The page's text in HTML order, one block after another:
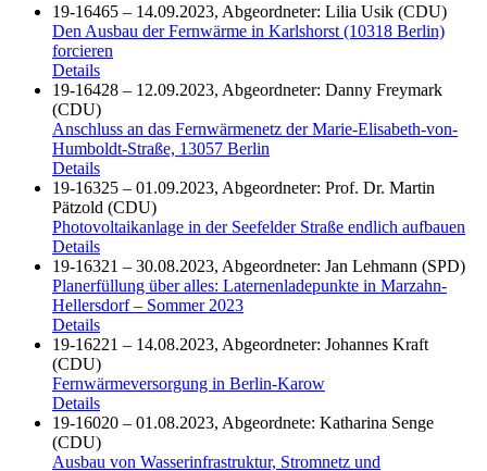
19-16465 – 14.09.2023, Abgeordneter: Lilia Usik (CDU)
Den Ausbau der Fernwärme in Karlshorst (10318 Berlin)
forcieren
Details
19-16428 – 12.09.2023, Abgeordneter: Danny Freymark
(CDU)
Anschluss an das Fernwärmenetz der Marie-Elisabeth-von-
Humboldt-Straße, 13057 Berlin
Details
19-16325 – 01.09.2023, Abgeordneter: Prof. Dr. Martin
Pätzold (CDU)
Photovoltaikanlage in der Seefelder Straße endlich aufbauen
Details
19-16321 – 30.08.2023, Abgeordneter: Jan Lehmann (SPD)
Planerfüllung über alles: Laternenladepunkte in Marzahn-
Hellersdorf – Sommer 2023
Details
19-16221 – 14.08.2023, Abgeordneter: Johannes Kraft
(CDU)
Fernwärmeversorgung in Berlin-Karow
Details
19-16020 – 01.08.2023, Abgeordnete: Katharina Senge
(CDU)
Ausbau von Wasserinfrastruktur, Stromnetz und